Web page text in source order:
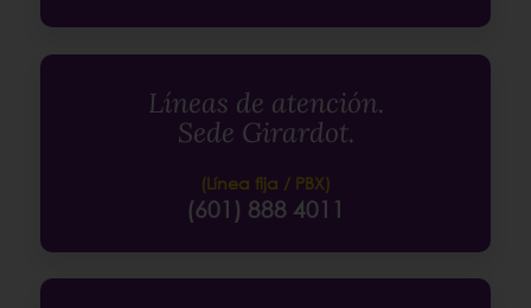
Líneas de atención.
Sede Girardot.
(Línea fija / PBX)
(601) 888 4011